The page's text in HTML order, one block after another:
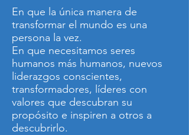
En que la única manera de
transformar el mundo es una
persona la vez.
En que necesitamos seres
humanos más humanos, nuevos
liderazgos conscientes,
transformadores, líderes con
valores que descubran su
propósito e inspiren a otros a
descubrirlo.